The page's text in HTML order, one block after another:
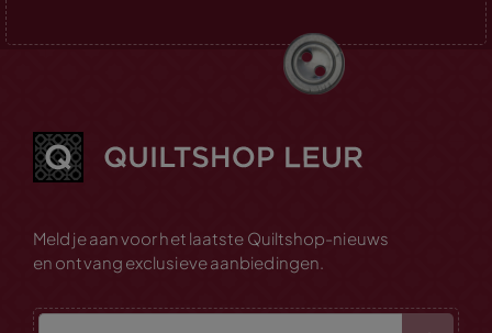
Meld je aan voor het laatste Quiltshop-nieuws
en ontvang exclusieve aanbiedingen.